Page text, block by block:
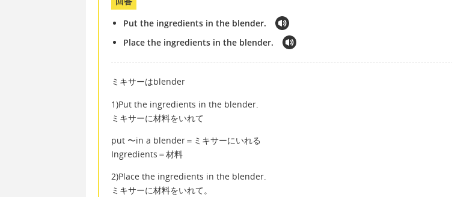
Put the ingredients in the blender.
Place the ingredients in the blender.
ミキサーはblender
1)Put the ingredients in the blender.
ミキサーに材料をいれて
put 〜in a blender＝ミキサーにいれる
Ingredients＝材料
2)Place the ingredients in the blender.
ミキサーに材料をいれて。